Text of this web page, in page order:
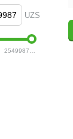
UZS
2549987